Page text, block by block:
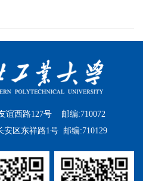
谊西路127号 邮编:710072
安区东祥路1号 邮编:710129